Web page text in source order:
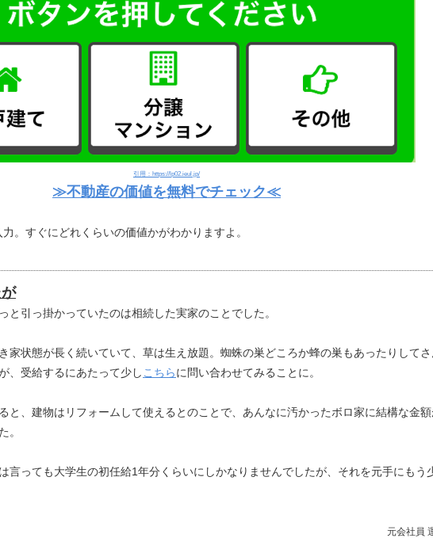
引用：https://lp02.ieul.jp/
≫不動産の価値を無料でチェック≪
。すぐにどれくらいの価値かがわかりますよ。
と引っ掛かっていたのは相続した実家のことでした。
家状態が長く続いていて、草は生え放題。蜘蛛の巣どころか蜂の巣もあったりして
、受給するにあたって少し こちらに問い合わせてみることに。
と、建物はリフォームして使えるとのことで、あんなに汚かったボロ家に結構な金
。
言っても大学生の初任給1年分くらいにしかなりませんでしたが、それを元手にもう
元会社員